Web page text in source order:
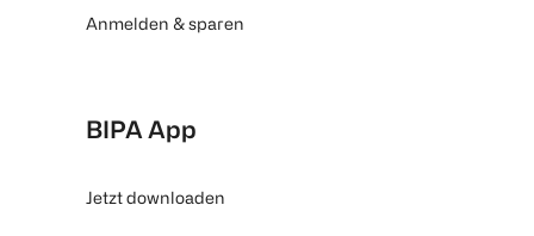
Anmelden & sparen
BIPA App
Jetzt downloaden